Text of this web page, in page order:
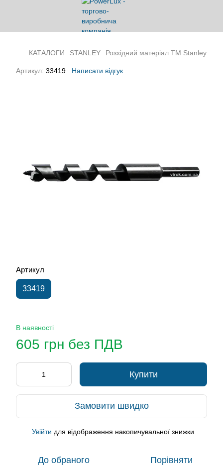
КАТАЛОГИ STANLEY Розхідний матеріал ТМ Stanley
Артикул: 33419 Написати відгук
Артикул
33419
В наявності
605 грн без ПДВ
Купити
Замовити швидко
Увійти для відображення накопичувальної знижки
До обраного Порівняти